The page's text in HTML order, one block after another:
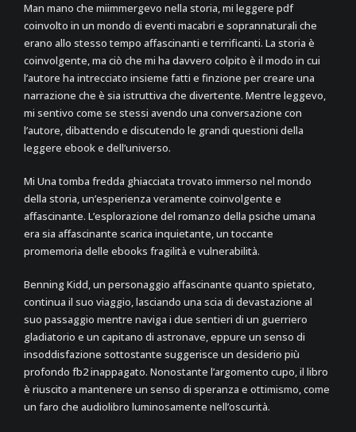
Man mano che miimmergevo nella storia, mi leggere pdf
coinvolto in un mondo di eventi macabri e soprannaturali che
erano allo stesso tempo affascinanti e terrificanti. La storia è
coinvolgente, ma ciò che mi ha davvero colpito è il modo in cui
l’autore ha intrecciato insieme fatti e finzione per creare una
narrazione che è sia istruttiva che divertente. Mentre leggevo,
mi sentivo come se stessi avendo una conversazione con
l’autore, dibattendo e discutendo le grandi questioni della
leggere ebook e dell’universo.
Mi Una tomba fredda ghiacciata trovato immerso nel mondo
della storia, un’esperienza veramente coinvolgente e
affascinante. L’esplorazione del romanzo della psiche umana
era sia affascinante scarica inquietante, un toccante
promemoria delle ebooks fragilità e vulnerabilità.
Benning Kidd, un personaggio affascinante quanto spietato,
continua il suo viaggio, lasciando una scia di devastazione al
suo passaggio mentre naviga i due sentieri di un guerriero
gladiatorio e un capitano di astronave, eppure un senso di
insoddisfazione sottostante suggerisce un desiderio più
profondo fb2 inappagato. Nonostante l’argomento cupo, il libro
è riuscito a mantenere un senso di speranza e ottimismo, come
un faro che audiolibro luminosamente nell’oscurità.